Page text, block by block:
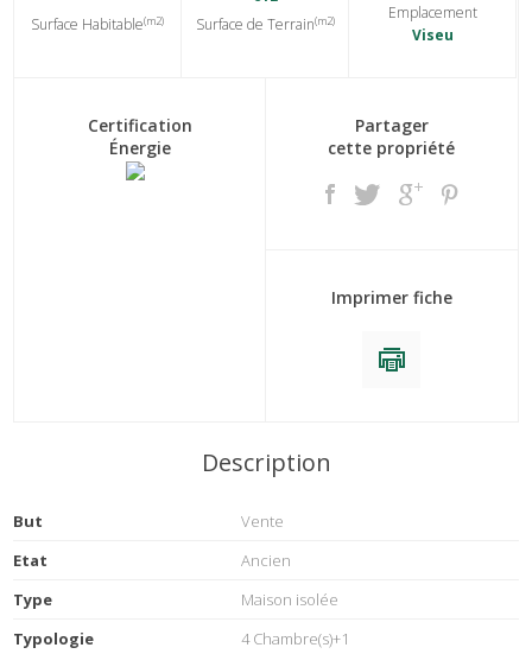
Surface Habitable(m2)
Surface de Terrain(m2)
Emplacement
Viseu
Certification
Énergie
Partager
cette propriété
Imprimer fiche
Description
But
Vente
Etat
Ancien
Type
Maison isolée
Typologie
4 Chambre(s)+1